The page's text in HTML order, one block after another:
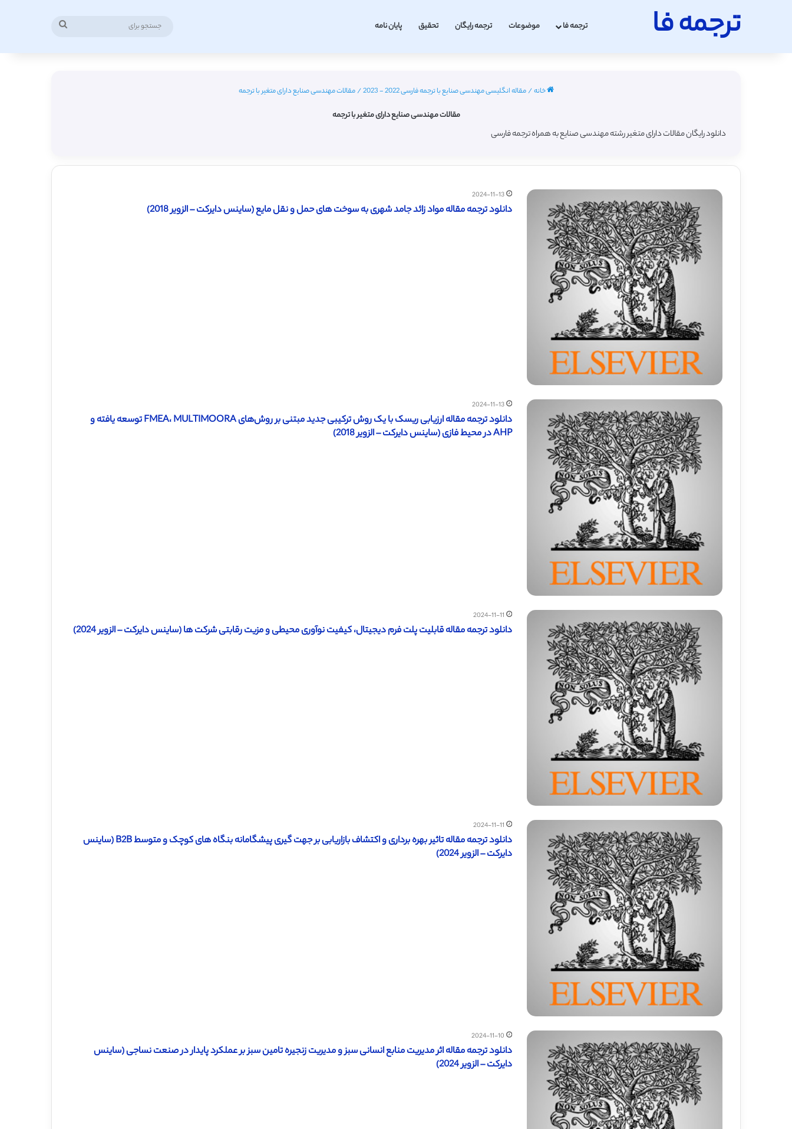
ترجمه فا ترجمه فا موضوعات ترجمه رایگان تحقیق پایان نامه
خانه/مقاله انگلیسی مهندسی صنایع با ترجمه فارسی 2022 - 2023 /مقالات مهندسی صنایع دارای متغیر با ترجمه
مقالات مهندسی صنایع دارای متغیر با ترجمه
دانلود رایگان مقالات دارای متغیر رشته مهندسی صنایع به همراه ترجمه فارسی
2024-11-13
دانلود ترجمه مقاله مواد زائد جامد شهری به سوخت های حمل و نقل مایع (ساینس دایرکت – الزویر 2018)
2024-11-13
دانلود ترجمه مقاله ارزیابی ریسک با یک روش ترکیبی جدید مبتنی بر روش‌های FMEA، MULTIMOORA توسعه یافته و
AHP در محیط فازی (ساینس دایرکت – الزویر 2018)
2024-11-11
دانلود ترجمه مقاله قابلیت پلت فرم دیجیتال، کیفیت نوآوری محیطی و مزیت رقابتی شرکت ها (ساینس دایرکت – الزویر 2024)
2024-11-11
دانلود ترجمه مقاله تاثیر بهره برداری و اکتشاف بازاریابی بر جهت گیری پیشگامانه بنگاه های کوچک و متوسط ​​B2B (ساینس
دایرکت – الزویر 2024)
2024-11-10
دانلود ترجمه مقاله اثر مدیریت منابع انسانی سبز و مدیریت زنجیره تامین سبز بر عملکرد پایدار در صنعت نساجی (ساینس
دایرکت – الزویر 2024)